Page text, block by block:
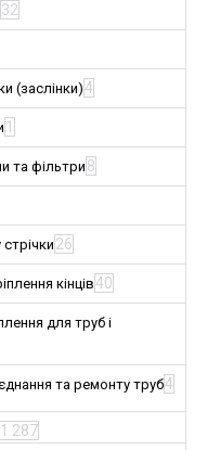
32
(заслінки)4
1
та фільтри 8
26
кінців40
для труб і
та ремонту труб4
1 287